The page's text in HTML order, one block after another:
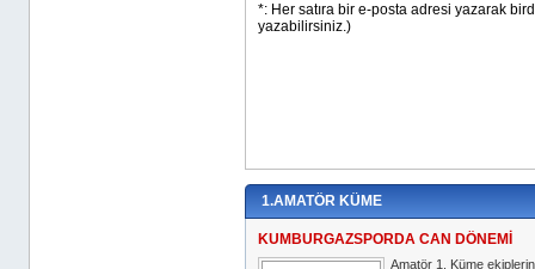
1.AMATÖR KÜME
KUMBURGAZSPORDA CAN DÖNEMİ
Amatör 1. Küme